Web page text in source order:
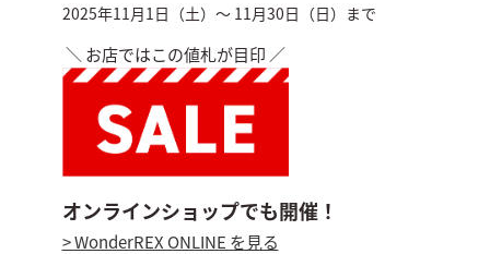
2025年11月1日（土）～ 11月30日（日）まで
＼ お店ではこの値札が目印 ／
オンラインショップでも開催！
> WonderREX ONLINE を見る